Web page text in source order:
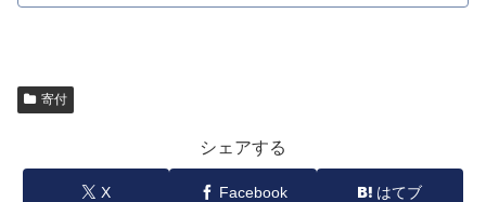
寄付
シェアする
X Facebook はてブ